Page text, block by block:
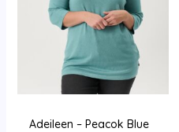
Adeileen – Peacok Blue